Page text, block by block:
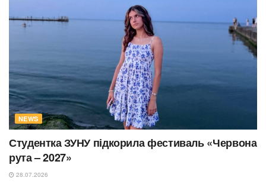
NEWS
Студентка ЗУНУ підкорила фестиваль «Червона
рута – 2027»
28.07.2026